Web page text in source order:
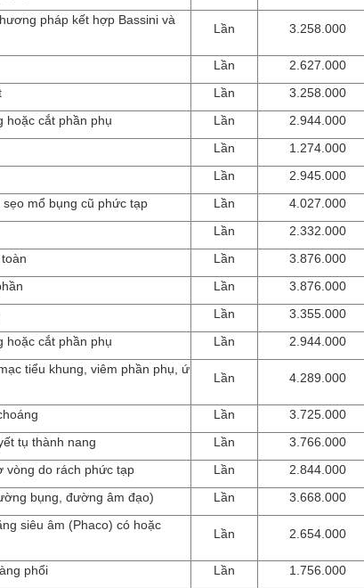
pháp kết hợp Bassini và
Lần 3.258.000
Lần
2.627.000
Lần
3.258.000
hoặc cắt phần phụ Lần
2.944.000
Lần
1.274.000
Lần
2.945.000
mổ bụng cũ phức tạp Lần
4.027.000
Lần
2.332.000
Lần
3.876.000
Lần
3.876.000
Lần
3.355.000
hoặc cắt phần phụ Lần 2.944.000
tiểu khung, viêm phần phụ, ứ
Lần 4.289.000
Lần
3.725.000
tụ thành nang Lần
3.766.000
vòng do rách phức tạp Lần
2.844.000
bụng, đường âm đạo) Lần 3.668.000
siêu âm (Phaco) có hoặc
Lần 2.654.000
phổi Lần
1.756.000